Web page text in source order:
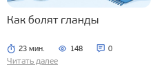
Как болят гланды
23 мин. 148 0
Читать далее